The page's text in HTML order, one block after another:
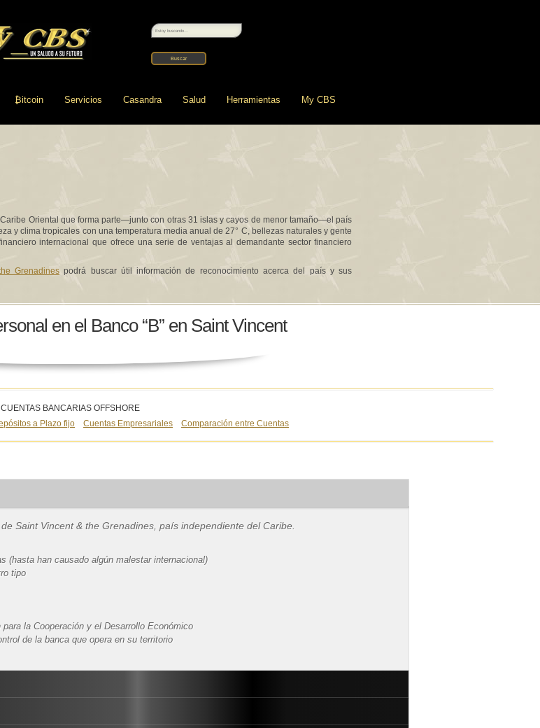
₿itcoin Servicios Casandra Salud Herramientas My CBS
Oriental que forma parte—junto con otras 31 islas y cayos de menor tamaño—el país
y clima tropicales con una temperatura media anual de 27° C, bellezas naturales y gente
internacional que ofrece una serie de ventajas al demandante sector financiero
Grenadines podrá buscar útil información de reconocimiento acerca del país y sus
en el Banco “B” en Saint Vincent
CUENTAS BANCARIAS OFFSHORE
a Plazo fijo Cuentas Empresariales Comparación entre Cuentas
Saint Vincent & the Grenadines, país independiente del Caribe.
(hasta han causado algún malestar internacional)
tipo
la Cooperación y el Desarrollo Económico
de la banca que opera en su territorio